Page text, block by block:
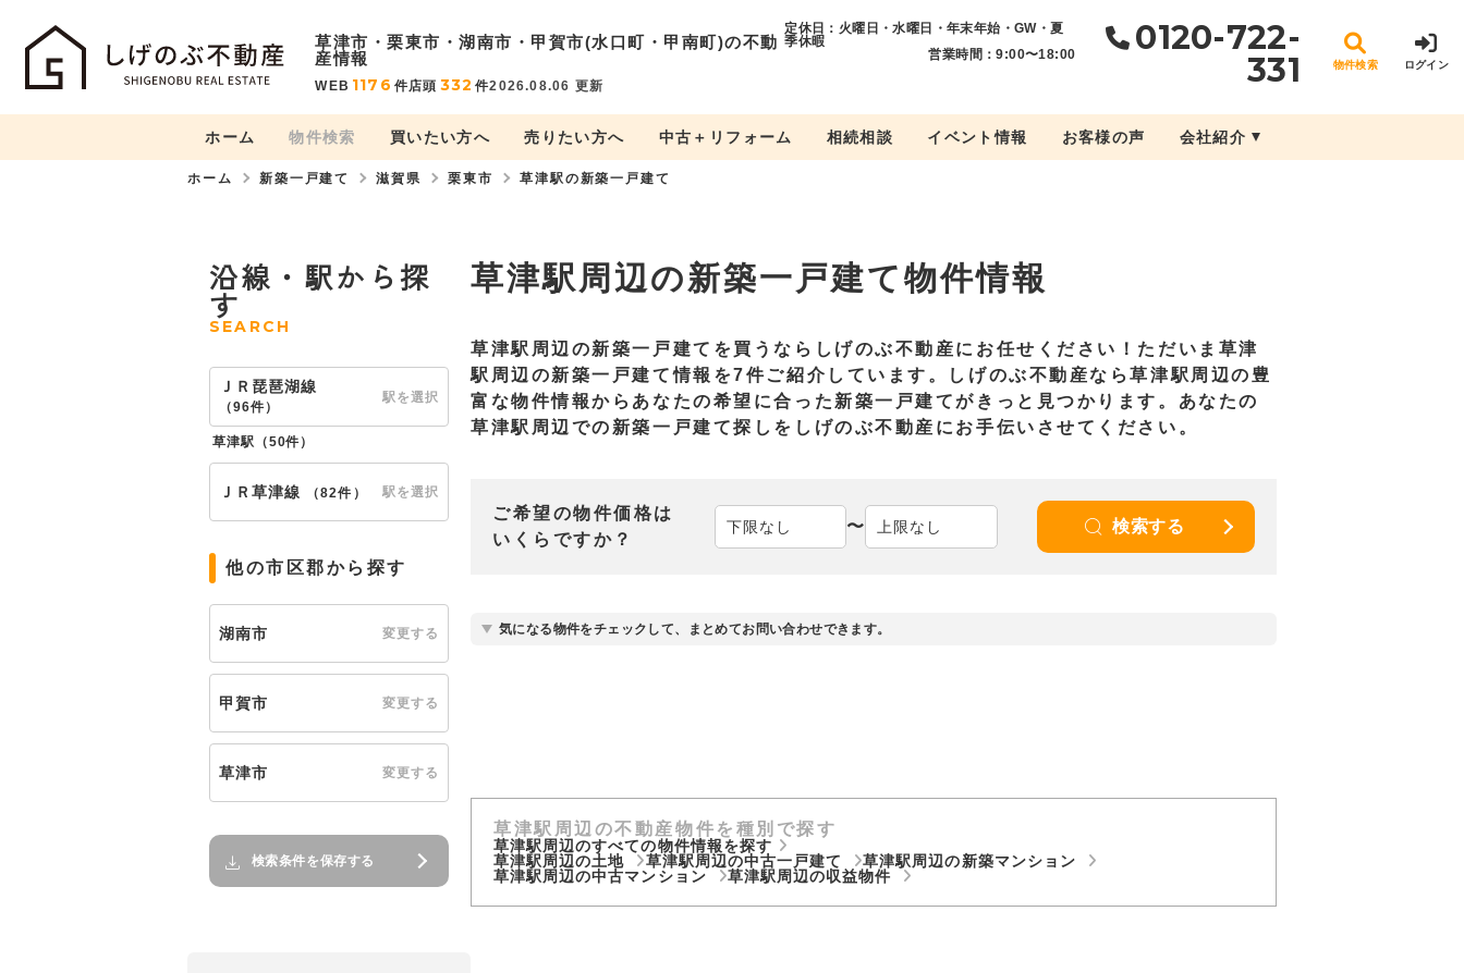
草津市・栗東市・湖南市・ 甲賀市(水口町・甲南町)の不動
産情報
WEB 1176 件店頭 332 件2026.08.06 更新
0120-722-
331
定休日：火曜日・水曜日・年末年始・GW・夏
季休暇
営業時間：9:00〜18:00
物件検索 ログイン
ホーム 物件検索 買いたい方へ 売りたい方へ 中古＋リフォーム 相続相談 イベント情報 お客様の声 会社紹介
ホーム 新築一戸建て 滋賀県 栗東市 草津駅の新築一戸建て
草津駅周辺の新築一戸建て物件情報
草津駅周辺の新築一戸建てを買うならしげのぶ不動産にお任せください！ただいま草津
駅周辺の新築一戸建て情報を7件ご紹介しています。しげのぶ不動産なら草津駅周辺の豊
富な物件情報からあなたの希望に合った新築一戸建てがきっと見つかります。あなたの
草津駅周辺での新築一戸建て探しをしげのぶ不動産にお手伝いさせてください。
ご希望の物件価格は
いくらですか？
〜 検索する
気になる物件をチェックして、まとめてお問い合わせできます。
草津駅周辺の不動産物件を種別で探す
草津駅周辺のすべての物件情報を探す
草津駅周辺の土地
草津駅周辺の中古一戸建て
草津駅周辺の新築マンション
草津駅周辺の中古マンション
草津駅周辺の収益物件
沿線・駅から探
す
SEARCH
ＪＲ琵琶湖線
（96件 ）
駅を選択
草津駅（50件 ）
ＪＲ草津線 （82件 ） 駅を選択
他の市区郡から探す
湖南市 変更する
甲賀市 変更する
草津市 変更する
検索条件を保存する